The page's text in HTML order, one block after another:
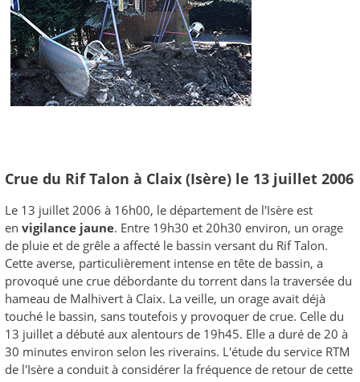
Crue du Rif Talon à Claix (Isère) le 13 juillet 2006
Le 13 juillet 2006 à 16h00, le département de l'Isère est
en vigilance jaune. Entre 19h30 et 20h30 environ, un orage
de pluie et de grêle a affecté le bassin versant du Rif Talon.
Cette averse, particulièrement intense en tête de bassin, a
provoqué une crue débordante du torrent dans la traversée du
hameau de Malhivert à Claix. La veille, un orage avait déjà
touché le bassin, sans toutefois y provoquer de crue. Celle du
13 juillet a débuté aux alentours de 19h45. Elle a duré de 20 à
30 minutes environ selon les riverains. L'étude du service RTM
de l'Isère a conduit à considérer la fréquence de retour de cette